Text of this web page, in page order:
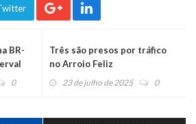
BR-
0
Três são presos por tráfico
no Arroio Feliz
23 de julho de 2025 0